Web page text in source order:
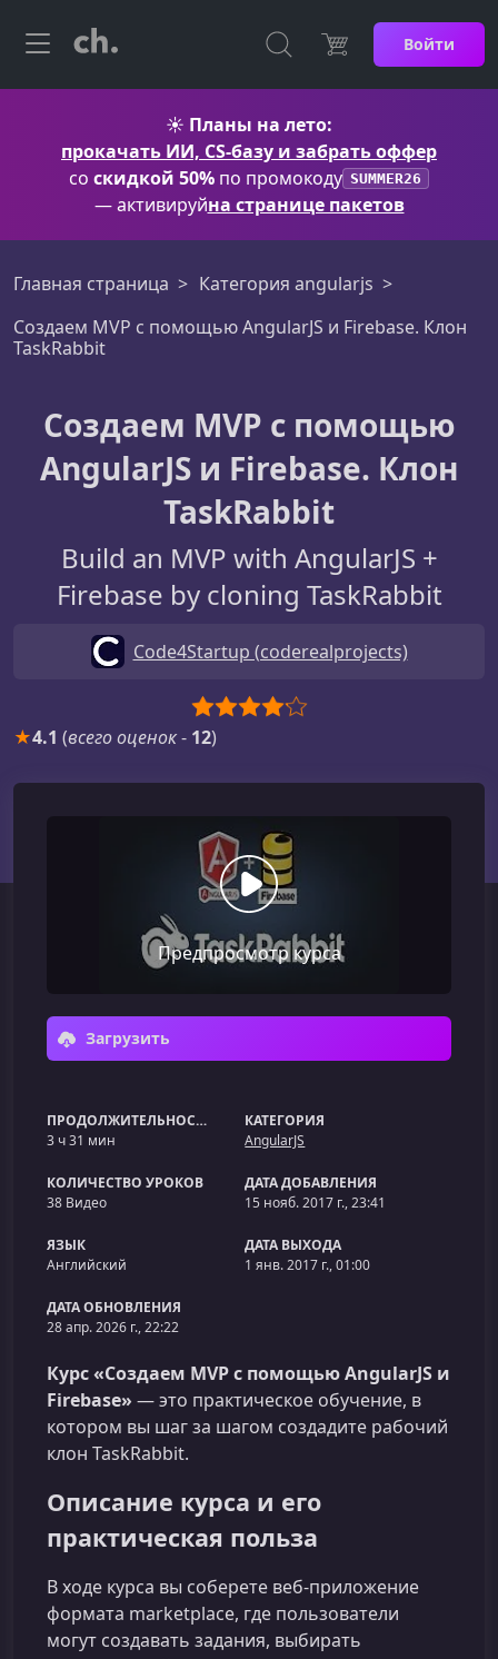
Войти
☀️ Планы на лето:
прокачать ИИ, CS-базу и забрать оффер
со скидкой 50% по промокоду SUMMER26
— активируйна странице пакетов
Главная страница
Категория angularjs
Создаем MVP с помощью AngularJS и Firebase. Клон
TaskRabbit
Создаем MVP с помощью
AngularJS и Firebase. Клон
TaskRabbit
Build an MVP with AngularJS +
Firebase by cloning TaskRabbit
Code4Startup (coderealprojects)
★4.1 (всего оценок- 12)
Предпросмотр курса
Загрузить
ПРОДОЛЖИТЕЛЬНОСТЬ
3 ч 31 мин
КАТЕГОРИЯ
AngularJS
КОЛИЧЕСТВО УРОКОВ
38 Видео
ДАТА ДОБАВЛЕНИЯ
15 нояб. 2017 г., 23:41
ЯЗЫК
Английский
ДАТА ВЫХОДА
1 янв. 2017 г., 01:00
ДАТА ОБНОВЛЕНИЯ
28 апр. 2026 г., 22:22
Курс «Создаем MVP с помощью AngularJS и
Firebase» — это практическое обучение, в
котором вы шаг за шагом создадите рабочий
клон TaskRabbit.
Описание курса и его
практическая польза
В ходе курса вы соберете веб‑приложение
формата marketplace, где пользователи
могут создавать задания, выбирать